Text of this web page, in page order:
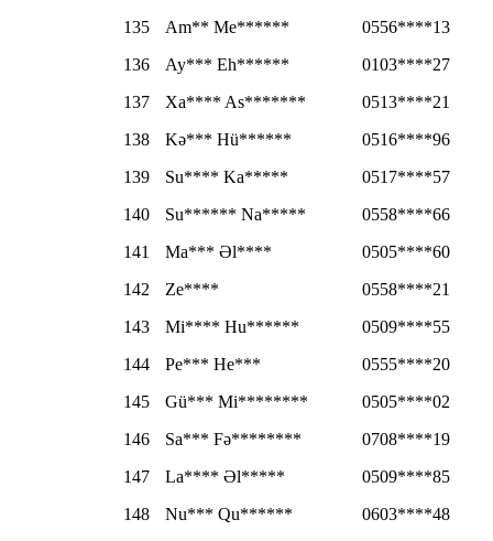
135
Am** Me******
0556****13
136
Ay*** Eh******
0103****27
137
Xa**** As*******
0513****21
138
Kə*** Hü******
0516****96
139
Su**** Ka*****
0517****57
140
Su****** Na*****
0558****66
141
Ma*** Əl****
0505****60
142
Ze****
0558****21
143
Mi**** Hu******
0509****55
144
Pe*** He***
0555****20
145
Gü*** Mi********
0505****02
146
Sa*** Fə********
0708****19
147
La**** Əl*****
0509****85
148
Nu*** Qu******
0603****48